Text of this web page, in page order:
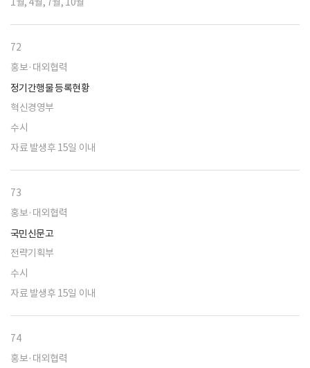
72
홍보·대외협력
정기간행물 등록현황
혁신경영부
수시
자료 발생후 15일 이내
73
홍보·대외협력
국민신문고
전략기획부
수시
자료 발생후 15일 이내
74
홍보·대외협력